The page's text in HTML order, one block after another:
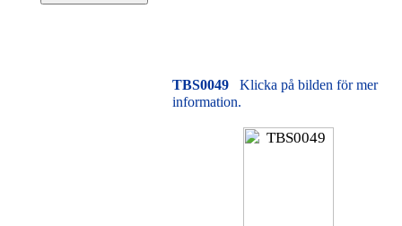
TBS0049
Klicka på bilden för mer
information.